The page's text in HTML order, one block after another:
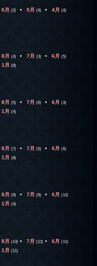
6月 (2) 5月 (4) 4月 (4)
8月 (4) 7月 (3) 6月 (5)
1月 (8)
8月 (5) 7月 (6) 6月 (3)
1月 (4)
8月 (7) 7月 (5) 6月 (6)
1月 (8)
8月 (9) 7月 (9) 6月 (12)
1月 (4)
8月 (13) 7月 (12) 6月 (11)
1月 (11)